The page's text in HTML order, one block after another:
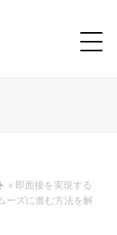
» 即面接を実現する
ーズに進む方法を解